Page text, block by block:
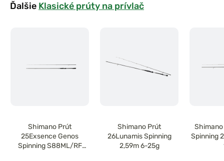
Ďalšie Klasické prúty na prívlač
Shimano Prút
25Exsence Genos
Spinning S88ML/RF
Shimano Prút
26Lunamis Spinning
2,59m 6-25g
Spinning